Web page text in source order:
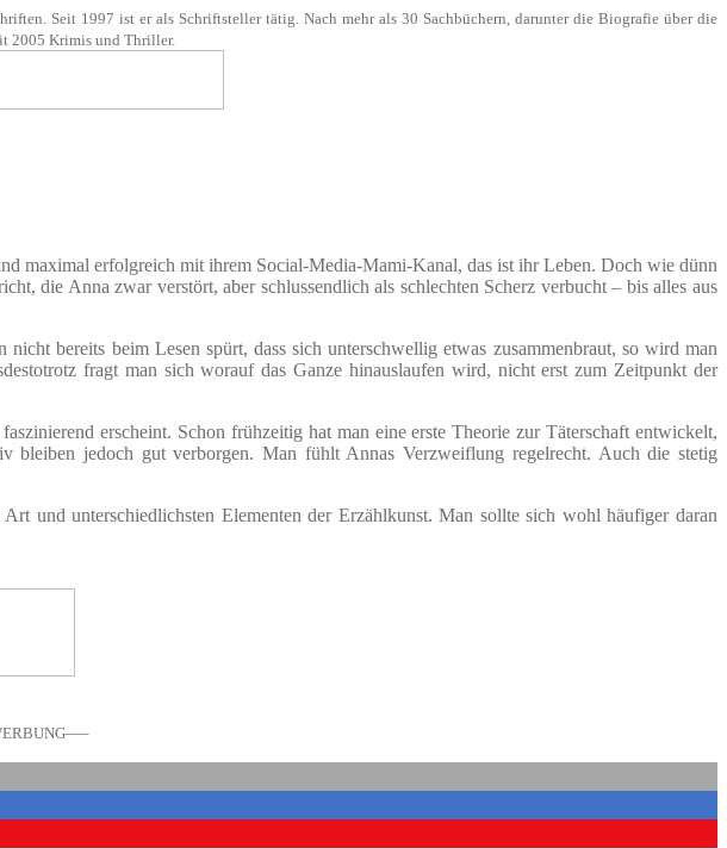
Seit 1997 ist er als Schriftsteller tätig. Nach mehr als 30 Sachbüchern, darunter die Biografie über die
2005 Krimis und Thriller.
maximal erfolgreich mit ihrem Social-Media-Mami-Kanal, das ist ihr Leben. Doch wie dünn
die Anna zwar verstört, aber schlussendlich als schlechten Scherz verbucht – bis alles aus
bereits beim Lesen spürt, dass sich unterschwellig etwas zusammenbraut, so wird man
fragt man sich worauf das Ganze hinauslaufen wird, nicht erst zum Zeitpunkt der
erscheint. Schon frühzeitig hat man eine erste Theorie zur Täterschaft entwickelt,
bleiben jedoch gut verborgen. Man fühlt Annas Verzweiflung regelrecht. Auch die stetig
und unterschiedlichsten Elementen der Erzählkunst. Man sollte sich wohl häufiger daran